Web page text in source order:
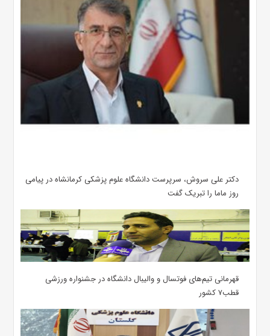
دکتر علی سروش، سرپرست دانشگاه علوم پزشکی کرمانشاه در پیامی
روز ماما را تبریک گفت
قهرمانی تیم‌های فوتسال و والیبال دانشگاه در جشنواره ورزشی
قطب۷ کشور